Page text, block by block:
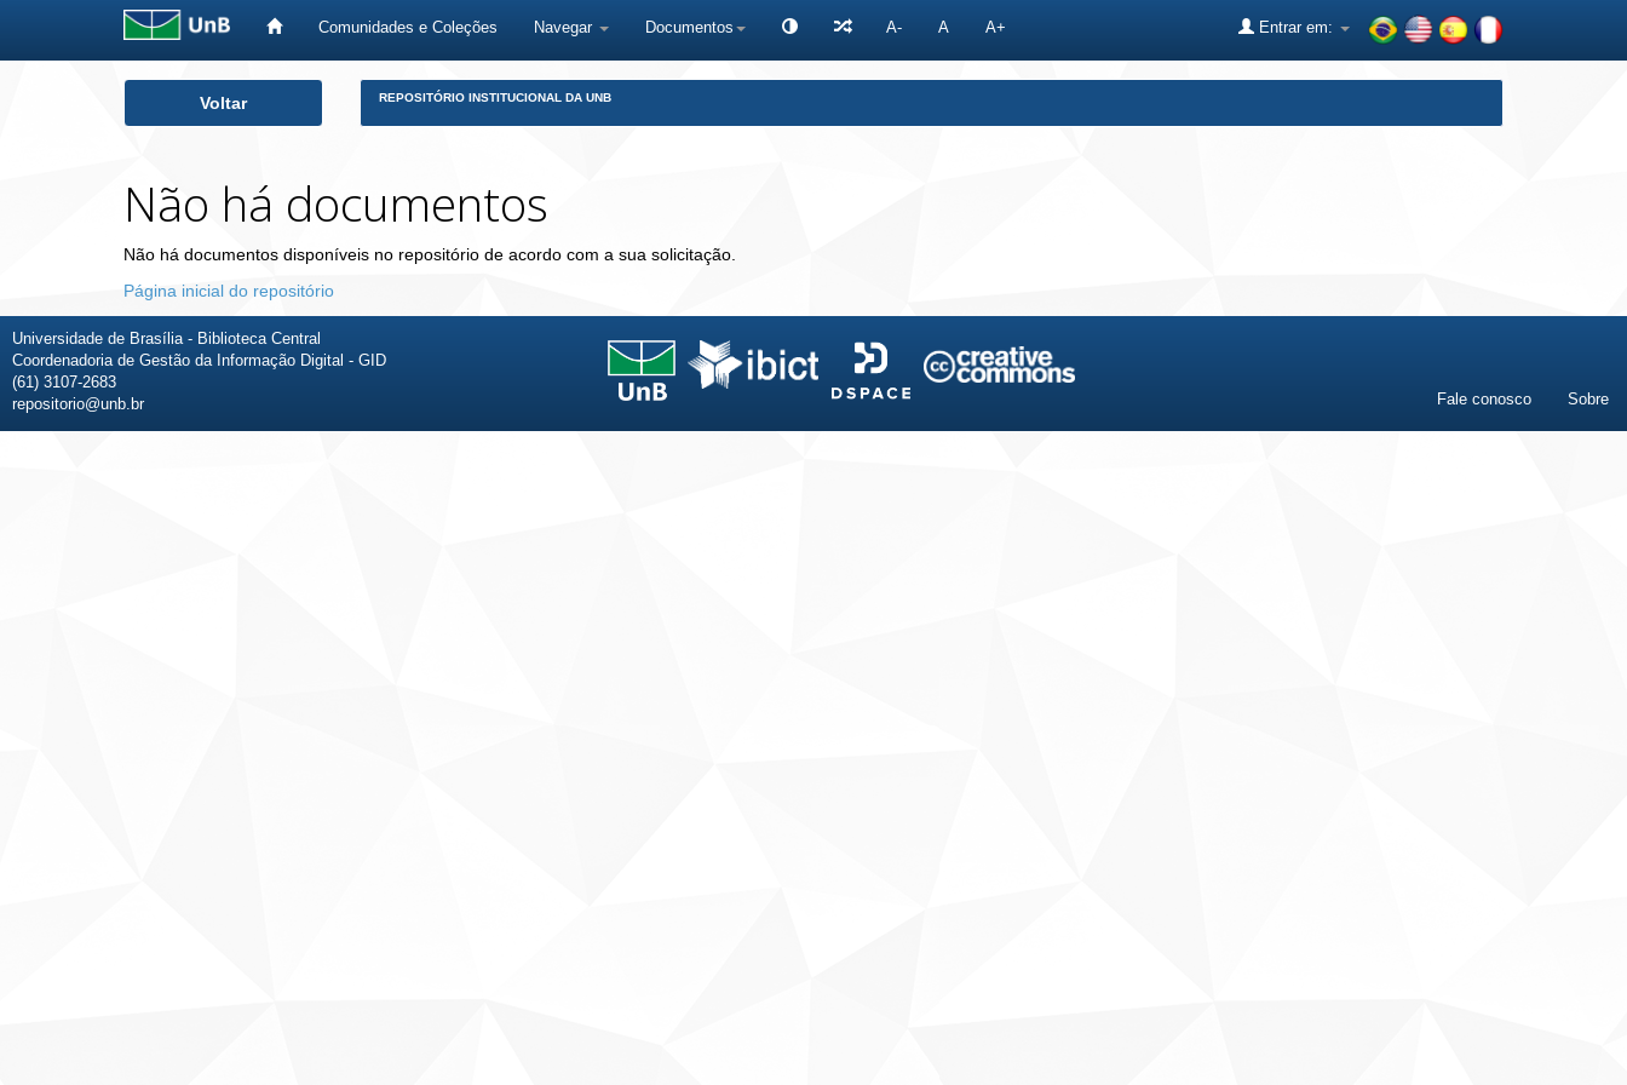
Comunidades e Coleções Navegar Documentos A- A A+ Entrar em:
Voltar REPOSITÓRIO INSTITUCIONAL DA UNB
Não há documentos
Não há documentos disponíveis no repositório de acordo com a sua solicitação.
Página inicial do repositório
Universidade de Brasília - Biblioteca Central
Coordenadoria de Gestão da Informação Digital - GID
(61) 3107-2683
repositorio@unb.br
Fale conosco Sobre